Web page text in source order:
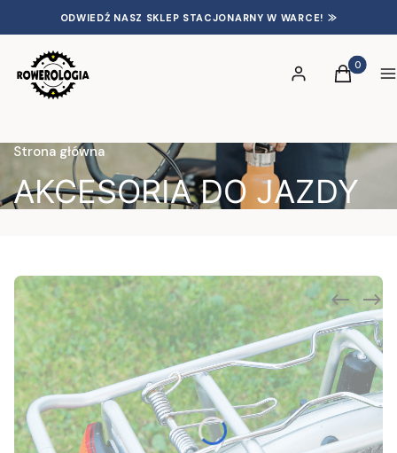
ODWIEDŹ NASZ SKLEP STACJONARNY W WARCE! ⨠
Zaloguj sięProdukty
Koszyk
Strona główna
AKCESORIA DO JAZDY